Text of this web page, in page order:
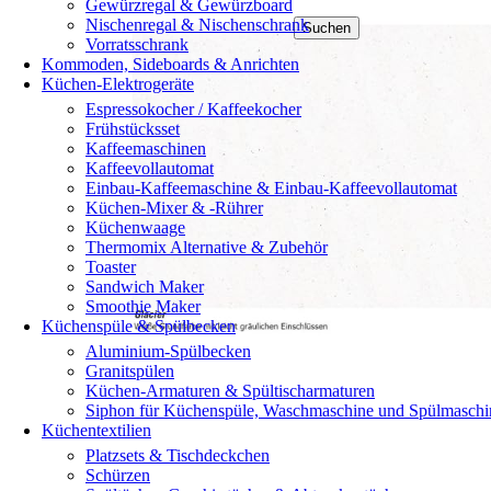
Suchen
Gewürzregal & Gewürzboard
Nischenregal & Nischenschrank
Vorratsschrank
Kommoden, Sideboards & Anrichten
Küchen-Elektrogeräte
Espressokocher / Kaffeekocher
Frühstücksset
Kaffeemaschinen
Kaffeevollautomat
Einbau-Kaffeemaschine & Einbau-Kaffeevollautomat
Küchen-Mixer & -Rührer
Küchenwaage
Thermomix Alternative & Zubehör
Toaster
Sandwich Maker
Smoothie Maker
Küchenspüle & Spülbecken
Aluminium-Spülbecken
Granitspülen
Küchen-Armaturen & Spültischarmaturen
Siphon für Küchenspüle, Waschmaschine und
Küchentextilien
Platzsets & Tischdeckchen
Schürzen